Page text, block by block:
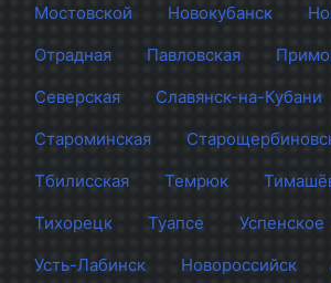
Мостовской
Новокубанск
Отрадная
Павловская
Северская
Славянск-на-Кубани
Староминская
Тбилисская
Темрюк
Тихорецк
Туапсе
Успенское
Усть-Лабинск
Новороссийск